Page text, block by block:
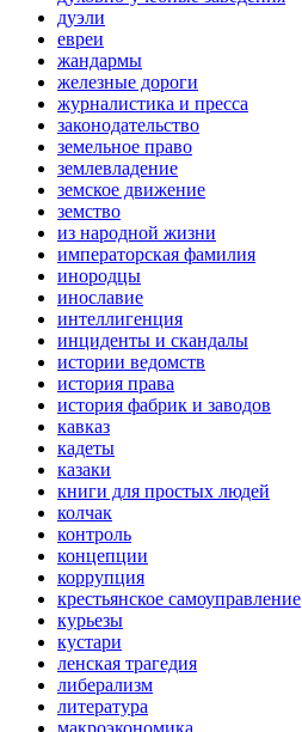
дуэли
евреи
жандармы
железные дороги
журналистика и пресса
законодательство
земельное право
землевладение
земское движение
земство
из народной жизни
императорская фамилия
инородцы
инославие
интеллигенция
инциденты и скандалы
истории ведомств
история права
история фабрик и заводов
кавказ
кадеты
казаки
книги для простых людей
колчак
контроль
концепции
коррупция
крестьянское самоуправление
курьезы
кустари
ленская трагедия
либерализм
литература